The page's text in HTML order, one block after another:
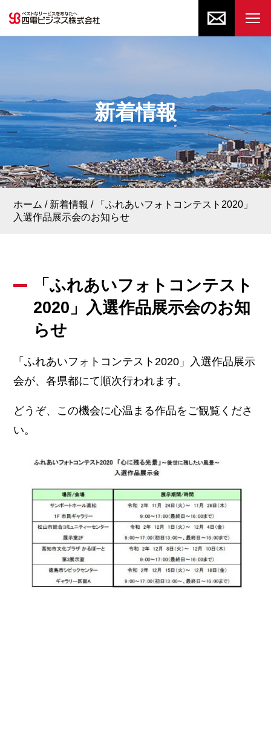
新着情報
ホーム 新着情報
「ふれあいフォトコンテスト2020」
入選作品展示会のお知らせ
「ふれあいフォトコンテスト
2020」入選作品展示会のお知
らせ
「ふれあいフォトコンテスト2020」入選作品展示
会が、各県都にて順次行われます。
どうぞ、この機会に心温まる作品をご観覧くださ
い。